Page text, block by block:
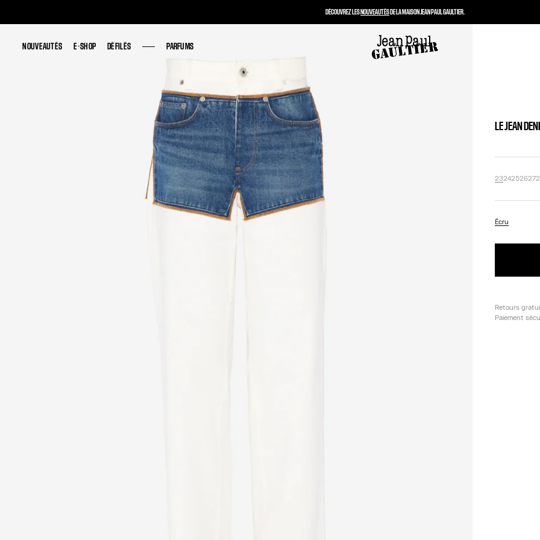
NOUVEAUTÉS E-SHOP DÉFILÉS PARFUMS
NOUVEAUTÉS E-SHOP DÉFILÉS PARFUMS
LE JEAN
2324252627
Écru
Retours
Paiement
DÉCOUVREZ LESNOUVEAUTÉSDE LA MAISON JEAN PAUL GAULTIER.